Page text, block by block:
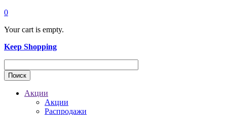
0
Your cart is empty.
Keep Shopping
Акции
Акции
Распродажи